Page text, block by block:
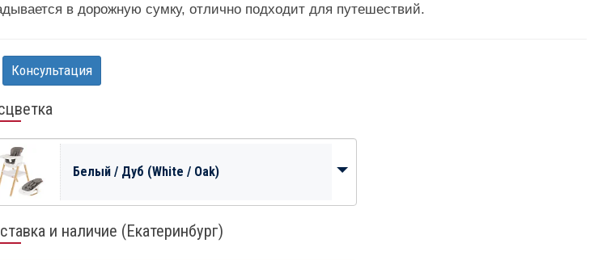
в дорожную сумку, отлично подходит для путешествий.
Консультация
Белый / Дуб (White / Oak)
и наличие (Екатеринбург)